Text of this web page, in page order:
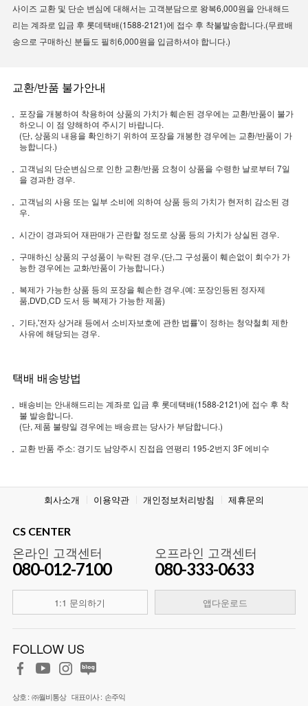
사이즈 교환 및 단순 변심에 대해서는 고객분담으로 왕복6,000원을 안내해드
리는 계좌로 입금 후 롯데택배(1588-2121)에 접수 후 착불발송합니다.(무료배
송으로 구매하신 분들도 필히6,000원을 입금하셔야 합니다.)
교환/반품 불가안내
포장을 개봉하여 착용하여 상품의 가치가 훼손된 경우에는 교환/반품이 불가
하오니 이 점 양해하여 주시기 바랍니다.
(단, 상품의 내용을 확인하기 위하여 포장을 개봉한 경우에는 교환/반품이 가
능합니다.)
고객님의 단순변심으로 인한 교환/반품 요청이 상품을 수령한 날로부터 7일
을 경과한 경우.
고객님의 사용 또는 일부 소비에 의하여 상품 등의 가치가 현저히 감소된 경
우.
시간이 경과되어 재판매가 곤란할 정도로 상품 등의 가치가 상실된 경우.
구매하신 상품의 구성품이 누락된 경우.(단,그 구성품이 훼손없이 회수가 가
능한 경우에는 교화/반품이 가능합니다.)
복제가 가능한 상품 등의 포장을 훼손한 경우.(예: 포장인등된 정자제
품,DVD,CD 도서 등 복제가 가능한 제품)
기타,'전자 상거래 등에서 소비자보호에 관한 법률'이 정하는 청약철회 제한
사유에 해당되는 경우.
택배 배송방법
배송비는 안내해드리는 계좌로 입금 후 롯데택배(1588-2121)에 접수 후 착
불 발송합니다.
(단, 제품 불량일 경우에는 배송료는 당사가 부담합니다.)
교환 반품 주소: 경기도 남양주시 진접읍 연평리 195-2번지 3F 에비수
회사소개 이용약관 개인정보처리방침 제휴문의
CS CENTER
온라인 고객센터
080-012-7100
1:1 문의하기
오프라인 고객센터
080-333-0633
앱다운로드
FOLLOW US
상호 : ㈜월비통상 대표이사 : 손주익